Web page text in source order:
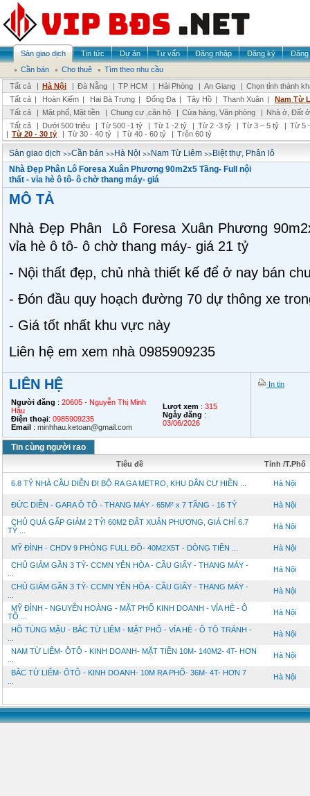
Sàn giao dịch Tin tức Dự án Tư vấn Đăng nhập Đăng ký
Đăng
Cần bán
Cho thuê
Tìm theo nhu cầu
Tất cả
| Hà Nội | Đà Nẵng | TP HCM | Hải Phòng | An Giang | Chọn tỉnh thành
Tất cả | Hoàn Kiếm | Hai Bà Trưng | Đống Đa | Tây Hồ | Thanh Xuân |
Nam Từ
Tất cả
| Mặt phố, Mặt tiền | Chung cư ,căn hộ | Cửa hàng, Văn phòng | Nhà ở, Đất ở
Tất cả
| Dưới 500 triệu | Từ 500 -1 tỷ | Từ 1 -2 tỷ | Từ 2 -3 tỷ | Từ 3 – 5 tỷ | Từ 5
| Từ 20 - 30 tỷ | Từ 30 - 40 tỷ | Từ 40 - 60 tỷ | Trên 60 tỷ
Sàn giao dịch >>Cần bán >>Hà Nội >>Nam Từ Liêm >>Biệt thự, Phân lô
Nhà Đẹp Phân Lô Foresa Xuân Phương 90m2x5 Tầng- Full nội
thất - vỉa hè ô tô- ô chờ thang máy- giá
MÔ TẢ
Nhà Đẹp Phân Lô Foresa Xuân Phương
vỉa hè ô tô- ô chờ thang máy- giá 21 tỷ
- Nội thất đẹp, chủ nhà thiết kế để ở nay bán
- Đón đầu quy hoạch đường 70 dự thông xe
- Giá tốt nhất khu vực này
Liên hệ em xem nhà 0985909235
LIÊN HỆ
Người đăng : 20605 - Nguyễn Thị Minh
Hậu
Điện thoại: 0985909235
Email : minhhau.ketoan@gmail.com
Lượt xem : 315
Ngày đăng :
03/06/2026
In tin
Tin cùng người rao
Tiêu đề Tỉnh /T.Phố
6.8 TỶ NHÀ CẦU DIỄN ĐI BỘ RA GA METRO, KHU DÂN CƯ HIỀN ... Hà Nội
ĐỨC DIỄN - GARA Ô TÔ - THANG MÁY - 65M² x 7 TẦNG - 16 TỶ Hà Nội
CHỦ QUÁ GẤP GIẢM 2 TỶ! 60M2 ĐẤT XUÂN PHƯƠNG, GIÁ CHỈ 6.7
TỶ ...
Hà Nội
MỸ ĐÌNH - CHDV 9 PHÒNG FULL ĐỒ- 40M2X5T - DÒNG TIỀN ... Hà Nội
CHỦ GIẢM GẦN 3 TỶ- CCMN YÊN HÒA - CẦU GIẤY - THANG MÁY -
Hà Nội
CHỦ GIẢM GẦN 3 TỶ- CCMN YÊN HÒA - CẦU GIẤY - THANG MÁY -
Hà Nội
MỸ ĐÌNH - NGUYỄN HOÀNG - MẶT PHỐ KINH DOANH - VỈA HÈ - Ô
TÔ ...
Hà Nội
HỒ TÙNG MẬU - BẮC TỪ LIÊM - MẶT PHỐ - VỈA HÈ - Ô TÔ TRÁNH -
Hà Nội
NAM TỪ LIÊM- ÔTÔ - KINH DOANH- MẶT TIỀN 10M- 140M2- 4T- HƠN
Hà Nội
BẮC TỪ LIÊM- ÔTÔ - KINH DOANH- 10M RA PHỐ- 36M- 4T- HƠN 7
Hà Nội